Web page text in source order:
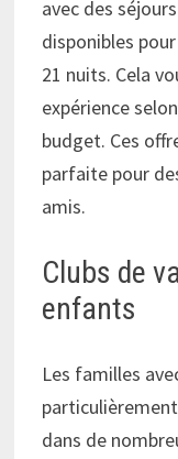
avec des
disponibles
21 nuits. Cela
expérience
budget. Ces
parfaite pour
amis.
Clubs de
enfants
Les familles
dans de